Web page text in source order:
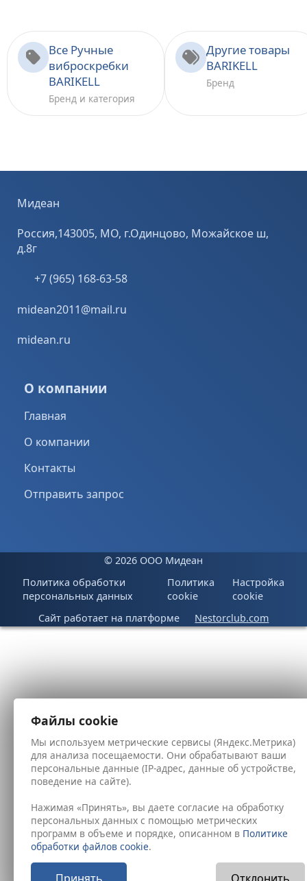
Все Ручные
виброскребки
BARIKELL
Бренд и категория
Другие товары
BARIKELL
Бренд
Мидеан
Россия,143005, МО, г.Одинцово, Можайское ш,
д.8г
+7 (965) 168-63-58
midean2011@mail.ru
midean.ru
О компании
Главная
О компании
Контакты
Отправить запрос
© 2026 ООО Мидеан
Политика обработки
персональных данных
Политика
cookie
Настройка
cookie
Сайт работает на платформе
Nestorclub.com
Файлы cookie
Мы используем метрические сервисы (Яндекс.Метрика)
для анализа посещаемости. Они обрабатывают ваши
персональные данные (IP-адрес, данные об устройстве,
поведение на сайте).
Нажимая «Принять», вы даете согласие на обработку
персональных данных с помощью метрических
программ в объеме и порядке, описанном в Политике
обработки файлов cookie.